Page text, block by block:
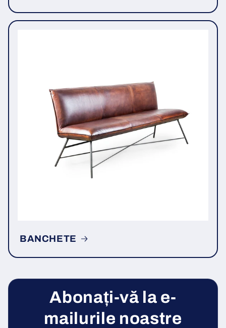
BANCHETE
Abonați-vă la e-
mailurile noastre